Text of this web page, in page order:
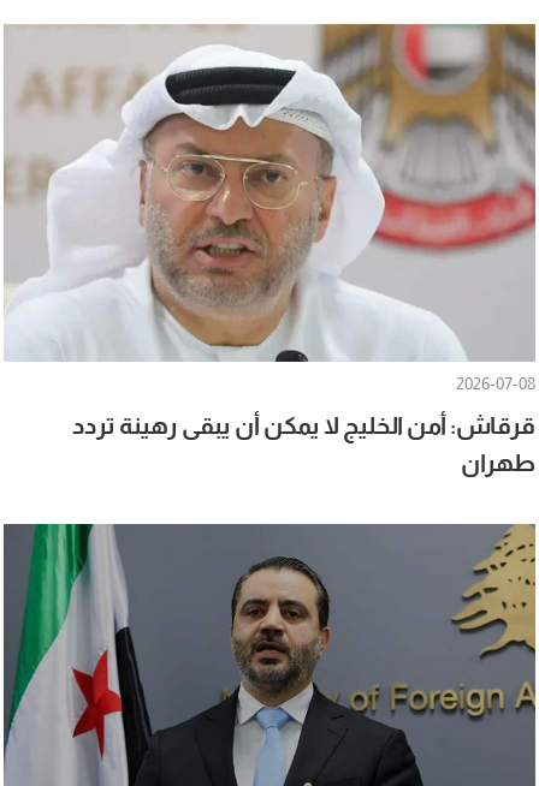
2026-07-08
قرقاش: أمن الخليج لا يمكن أن يبقى رهينة تردد
طهران